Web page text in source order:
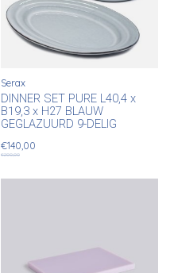
Serax
DINNER SET PURE L40,4 x
B19,3 x H27 BLAUW
GEGLAZUURD 9-DELIG
€140,00
€200,00